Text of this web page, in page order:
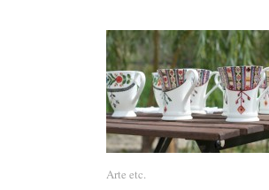
Arte etc.
Arte etc.